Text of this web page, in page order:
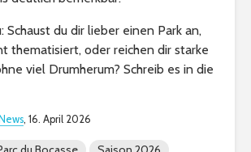
Schaust du dir lieber einen Park an,
thematisiert, oder reichen dir starke
viel Drumherum? Schreib es in die
, 16. April 2026